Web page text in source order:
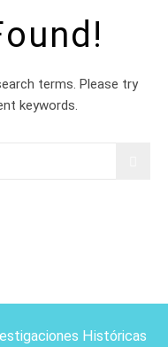
terms. Please try
keywords.
Históricas